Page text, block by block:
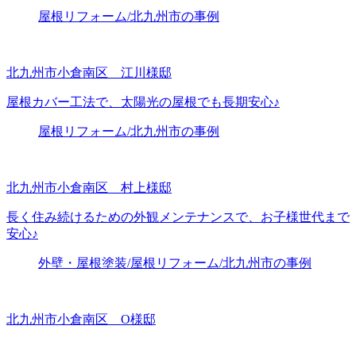
屋根リフォーム/北九州市の事例
北九州市小倉南区 江川様邸
屋根カバー工法で、太陽光の屋根でも長期安心♪
屋根リフォーム/北九州市の事例
北九州市小倉南区 村上様邸
長く住み続けるための外観メンテナンスで、お子様世代まで
安心♪
外壁・屋根塗装/屋根リフォーム/北九州市の事例
北九州市小倉南区 O様邸